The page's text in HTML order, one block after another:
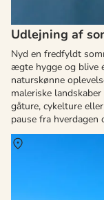
Udlejning af
Nyd en fredfyldt
ægte hygge og blive
naturskønne
maleriske
gåture, cykelture
pause fra hverdagen